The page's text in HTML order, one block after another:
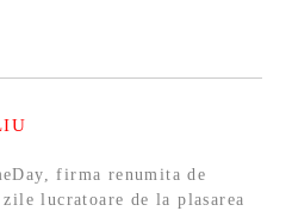
firma renumita de
lucratoare de la plasarea